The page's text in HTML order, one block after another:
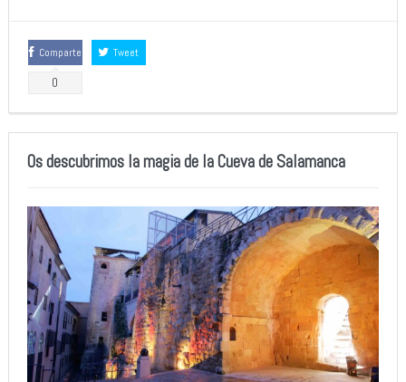
Comparte
0
Tweet
Os descubrimos la magia de la Cueva de Salamanca